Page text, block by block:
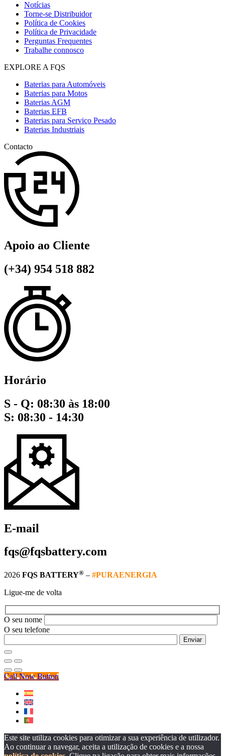
Notícias
Torne-se Distribuidor
Política de Cookies
Política de Privacidade
Perguntas Frequentes
Trabalhe connosco
EXPLORE A FQS
Baterias para Automóveis
Baterias para Motos
Baterias AGM
Baterias EFB
Baterias para Serviço Pesado
Baterias Industriais
Contacto
Apoio ao Cliente
(+34) 954 518 882
Horário
S - Q: 08:30 às 18:00
S: 08:30 - 14:30
E-mail
fqs@fqsbattery.com
2026 FQS BATTERY® – #PURAENERGIA
Ligue-me de volta
O seu nome
O seu telefone
Call Now Button
Este site utiliza cookies para otimizar a sua experiência de utilizador.
Ao continuar a navegar, aceita a utilização de cookies e a nossa